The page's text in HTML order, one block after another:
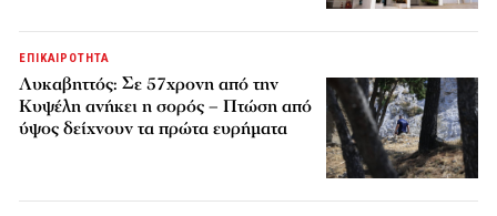
ΕΠΙΚΑΙΡΟΤΗΤΑ
Λυκαβηττός: Σε 57χρονη από την
Κυψέλη ανήκει η σορός – Πτώση από
ύψος δείχνουν τα πρώτα ευρήματα